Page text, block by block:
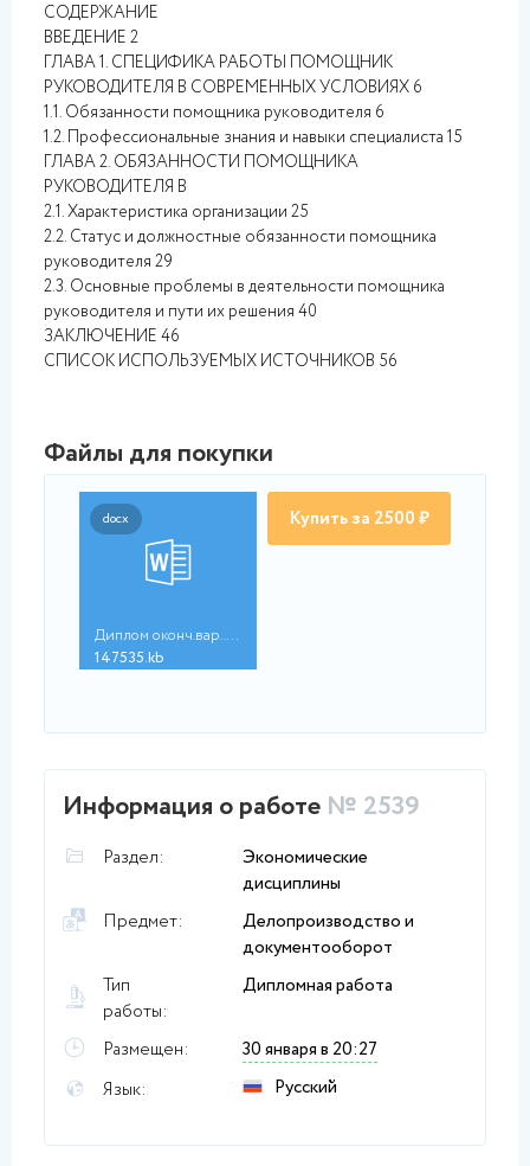
СОДЕРЖАНИЕ
ВВЕДЕНИЕ 2
ГЛАВА 1. СПЕЦИФИКА РАБОТЫ ПОМОЩНИК
РУКОВОДИТЕЛЯ В СОВРЕМЕННЫХ УСЛОВИЯХ 6
1.1. Обязанности помощника руководителя 6
1.2. Профессиональные знания и навыки специалиста 15
ГЛАВА 2. ОБЯЗАННОСТИ ПОМОЩНИКА
РУКОВОДИТЕЛЯ В
2.1. Характеристика организации 25
2.2. Статус и должностные обязанности помощника
руководителя 29
2.3. Основные проблемы в деятельности помощника
руководителя и пути их решения 40
ЗАКЛЮЧЕНИЕ 46
СПИСОК ИСПОЛЬЗУЕМЫХ ИСТОЧНИКОВ 56
Файлы для покупки
docx
Диплом оконч.вар..do...
147535.kb
Купить за 2500 ₽
Информация о работе № 2539
Раздел:
Экономические
дисциплины
Предмет:
Делопроизводство и
документооборот
Тип
работы:
Дипломная работа
Размещен:
30 января в 20:27
Язык:
Русский